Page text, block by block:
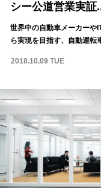
シー公道営業実証
世界中の自動車メーカーや
ら実現を目指す、自動運転
2018.10.09 TUE